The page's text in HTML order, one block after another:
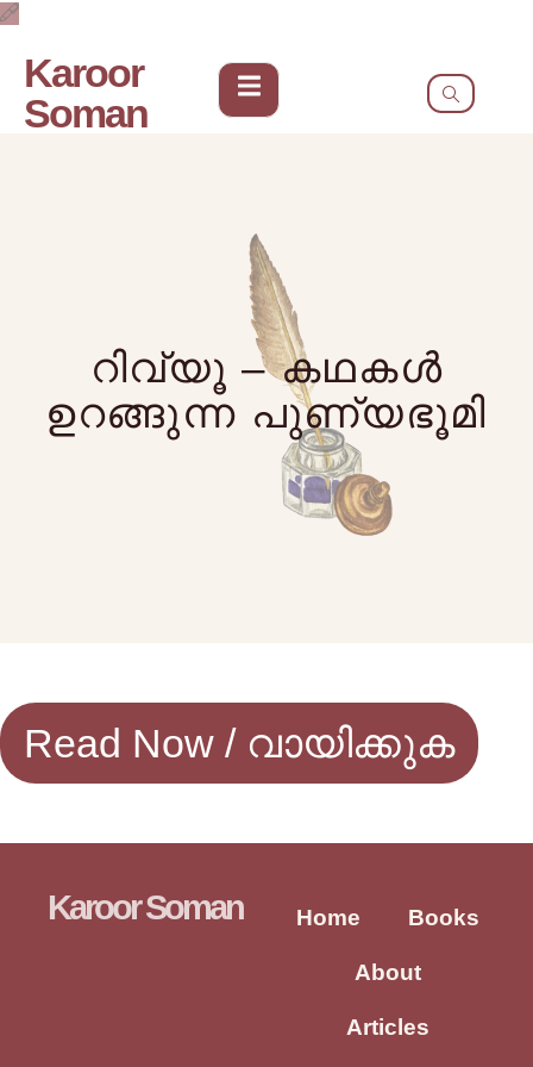
Karoor
Soman
റിവ്യൂ – കഥകൾ
ഉറങ്ങുന്ന പുണ്യഭൂമി
Read Now / വായിക്കുക
Karoor Soman Home Books
About
Articles